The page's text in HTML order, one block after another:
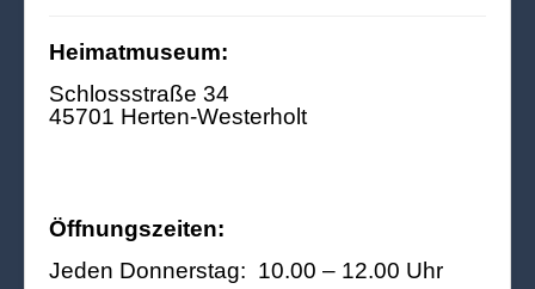
Heimatmuseum:
Schlossstraße 34
45701 Herten-Westerholt
Öffnungszeiten:
Jeden Donnerstag: 10.00 – 12.00 Uhr